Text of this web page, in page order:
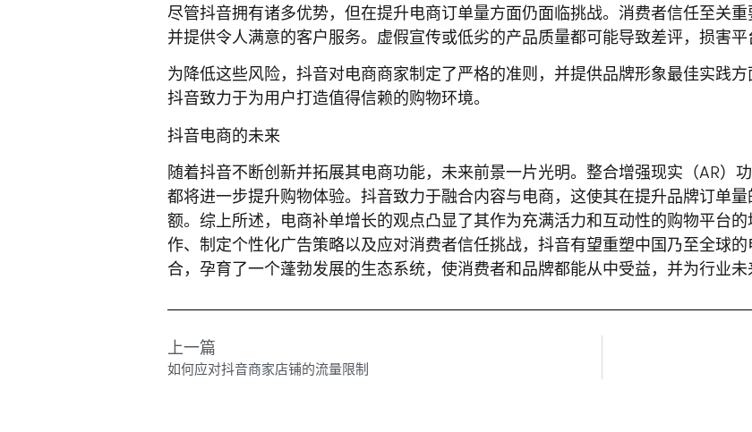
尽管抖音拥有诸多优势，但在提升电商订单量方面仍面临挑战。消费者信任至关
并提供令人满意的客户服务。虚假宣传或低劣的产品质量都可能导致差评，损害平
为降低这些风险，抖音对电商商家制定了严格的准则，并提供品牌形象最佳实践方
抖音致力于为用户打造值得信赖的购物环境。
抖音电商的未来
随着抖音不断创新并拓展其电商功能，未来前景一片光明。整合增强现实（AR）
都将进一步提升购物体验。抖音致力于融合内容与电商，这使其在提升品牌订单
额。综上所述，电商补单增长的观点凸显了其作为充满活力和互动性的购物平台
作、制定个性化广告策略以及应对消费者信任挑战，抖音有望重塑中国乃至全球
合，孕育了一个蓬勃发展的生态系统，使消费者和品牌都能从中受益，并为行业未
上一篇
如何应对抖音商家店铺的流量限制